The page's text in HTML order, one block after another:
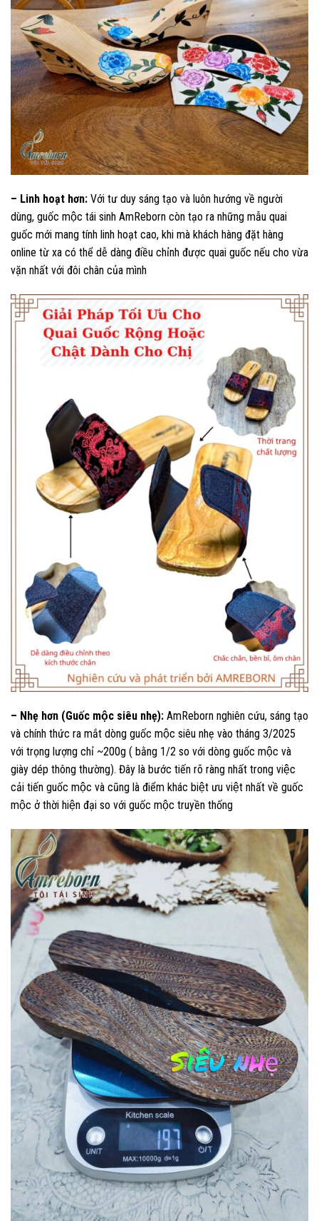
– Linh hoạt hơn: Với tư duy sáng tạo và luôn hướng về người
dùng, guốc mộc tái sinh AmReborn còn tạo ra những mẫu quai
guốc mới mang tính linh hoạt cao, khi mà khách hàng đặt hàng
online từ xa có thể dễ dàng điều chỉnh được quai guốc nếu cho vừa
vặn nhất với đôi chân của mình
– Nhẹ hơn (Guốc mộc siêu nhẹ): AmReborn nghiên cứu, sáng tạo
và chính thức ra mắt dòng guốc mộc siêu nhẹ vào tháng 3/2025
với trọng lượng chỉ ~200g ( bằng 1/2 so với dòng guốc mộc và
giày dép thông thường). Đây là bước tiến rõ ràng nhất trong việc
cải tiến guốc mộc và cũng là điểm khác biệt ưu việt nhất về guốc
mộc ở thời hiện đại so với guốc mộc truyền thống